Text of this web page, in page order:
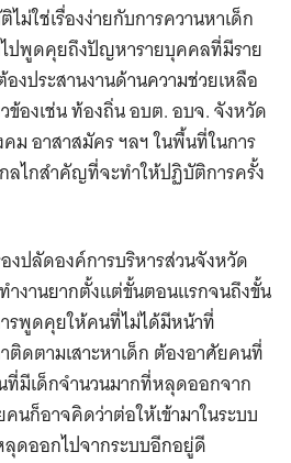
ม่ใช่เรื่องง่ายกับการควานหาเด็ก
ปพูดคุยถึงปัญหารายบุคคลที่มีราย
งประสานงานด้านความช่วยเหลือ
ข้องเช่น ท้องถิ่น อบต. อบจ. จังหวัด
ม อาสาสมัคร ฯลฯ ในพื้นที่ในการ
ลไกสำคัญที่จะทำให้ปฏิบัติการครั้ง
งปลัดองค์การบริหารส่วนจังหวัด
ำงานยากตั้งแต่ขั้นตอนแรกจนถึงขั้น
รพูดคุยให้คนที่ไม่ได้มีหน้าที่
ติดตามเสาะหาเด็ก ต้องอาศัยคนที่
ที่มีเด็กจำนวนมากที่หลุดออกจาก
นก็อาจคิดว่าต่อให้เข้ามาในระบบ
ดออกไปจากระบบอีกอยู่ดี